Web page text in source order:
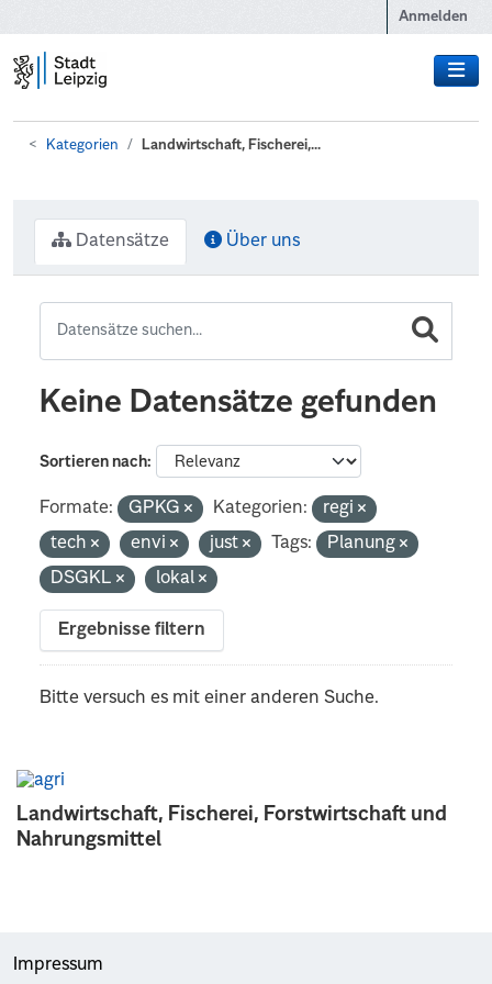
Anmelden
Kategorien Landwirtschaft, Fischerei,...
Landwirtschaft, Fischerei, Forstwirtschaft und
Nahrungsmittel
Datensätze Über uns
Keine Datensätze gefunden
Sortieren nach
Formate: GPKG Kategorien:
regi
tech
envi just Tags:
Planung
DSGKL
lokal
Ergebnisse filtern
Bitte versuch es mit einer anderen Suche.
Impressum